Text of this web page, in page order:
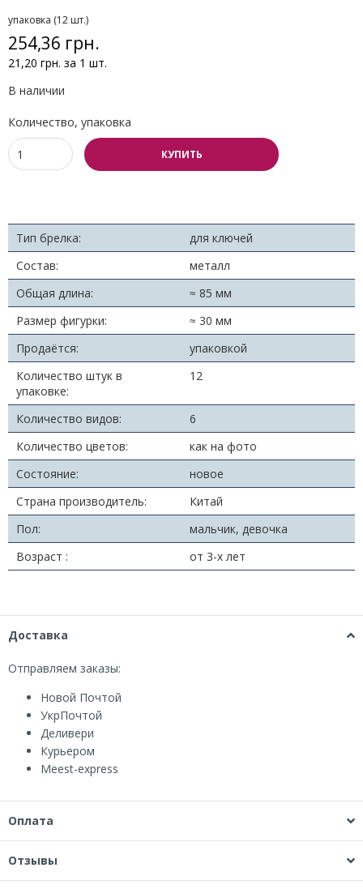
упаковка (12 шт.)
254,36 грн.
21,20 грн. за 1 шт.
В наличии
Количество, упаковка
КУПИТЬ
Тип брелка:
для ключей
Состав:
металл
Общая длина:
≈ 85 мм
Размер фигурки:
≈ 30 мм
Продаётся:
упаковкой
Количество штук в
упаковке:
12
Количество видов:
6
Количество цветов:
как на фото
Состояние:
новое
Страна производитель:
Китай
Пол:
мальчик, девочка
Возраст :
от 3-х лет
Доставка
Отправляем заказы:
Новой Почтой
УкрПочтой
Деливери
Курьером
Мeest-express
Оплата
Отзывы